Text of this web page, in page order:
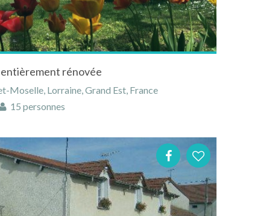
rénovée
Moselle, Lorraine, Grand Est, France
15 personnes